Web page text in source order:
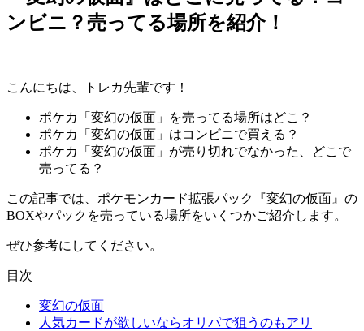
ンビニ？売ってる場所を紹介！
こんにちは、トレカ先輩です！
ポケカ「変幻の仮面」を売ってる場所はどこ？
ポケカ「変幻の仮面」はコンビニで買える？
ポケカ「変幻の仮面」が売り切れでなかった、どこで
売ってる？
この記事では、ポケモンカード拡張パック『変幻の仮面』の
BOXやパックを売っている場所をいくつかご紹介します。
ぜひ参考にしてください。
目次
変幻の仮面
人気カードが欲しいならオリパで狙うのもアリ